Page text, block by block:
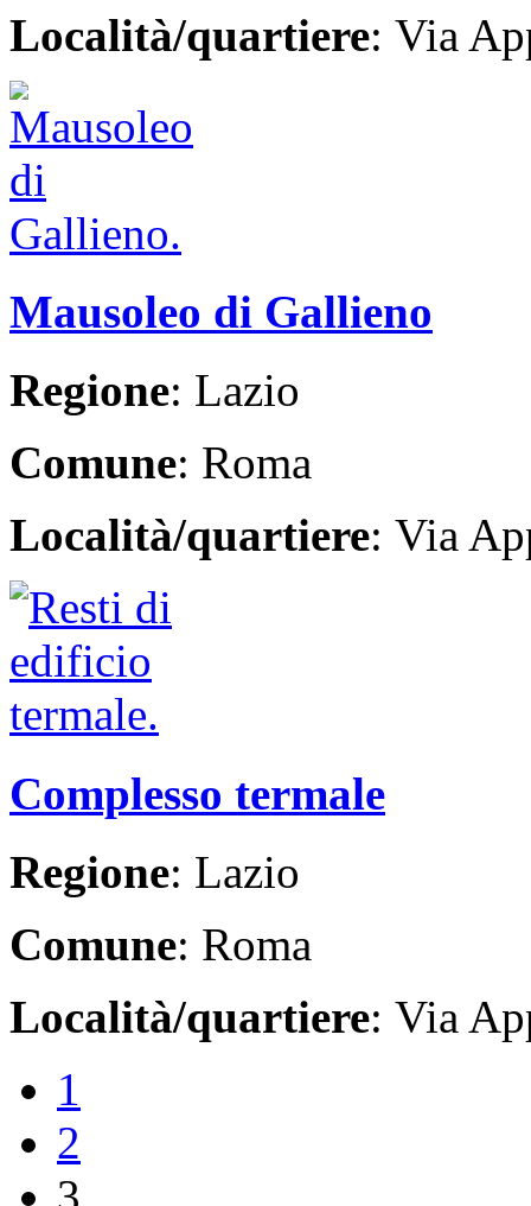
Località/quartiere: Via
Mausoleo di Gallieno
Regione: Lazio
Comune: Roma
Località/quartiere: Via
Complesso termale
Regione: Lazio
Comune: Roma
Località/quartiere: Via
1
2
3